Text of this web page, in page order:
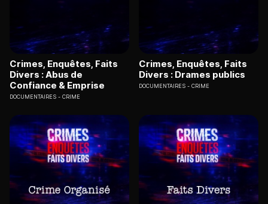
Crimes, Enquêtes, Faits
Divers : Abus de
Confiance & Emprise
DOCUMENTAIRES CRIME
Crimes, Enquêtes, Faits
Divers : Drames publics
DOCUMENTAIRES CRIME